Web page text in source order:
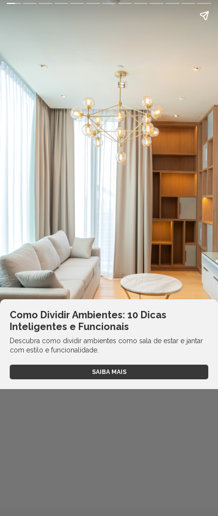
Como Dividir Ambientes: 10 Dicas
Inteligentes e Funcionais
Descubra como dividir ambientes como sala de estar e jantar
com estilo e funcionalidade.
SAIBA MAIS